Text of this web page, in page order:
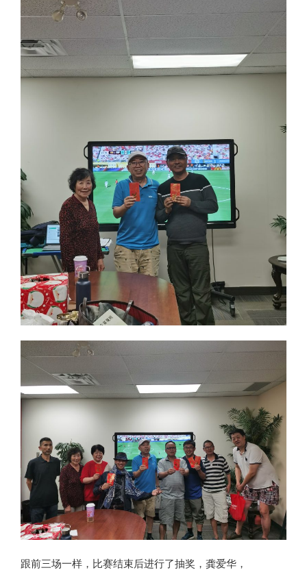
跟前三场一样，比赛结束后进行了抽奖，龚爱华，